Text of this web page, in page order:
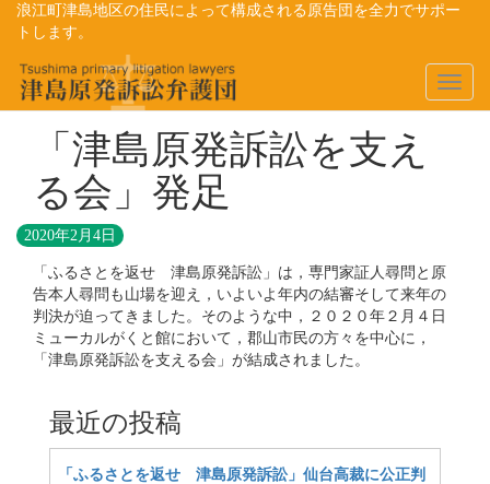
浪江町津島地区の住民によって構成される原告団を全力でサポー
トします。
Toggle
「津島原発訴訟を支え
る会」発足
2020年2月4日
「ふるさとを返せ 津島原発訴訟」は，専門家証人尋問と原
告本人尋問も山場を迎え，いよいよ年内の結審そして来年の
判決が迫ってきました。そのような中，２０２０年２月４日
ミューカルがくと館において，郡山市民の方々を中心に，
「津島原発訴訟を支える会」が結成されました。
最近の投稿
「ふるさとを返せ 津島原発訴訟」仙台高裁に公正判